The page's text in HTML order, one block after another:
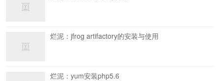
烂泥：jfrog artifactory的安装与使用
烂泥：yum安装php5.6